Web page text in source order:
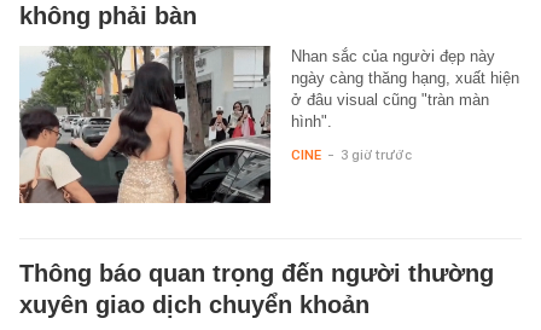
không phải bàn
Nhan sắc của người đẹp này
ngày càng thăng hạng, xuất hiện
ở đâu visual cũng "tràn màn
hình".
CINE - 3 giờ trước
Thông báo quan trọng đến người thường
xuyên giao dịch chuyển khoản